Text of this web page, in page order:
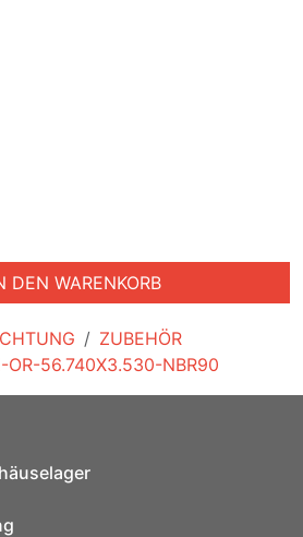
ZUBEHÖR
OR-56.740X3.530-NBR90
DEN WARENKORB